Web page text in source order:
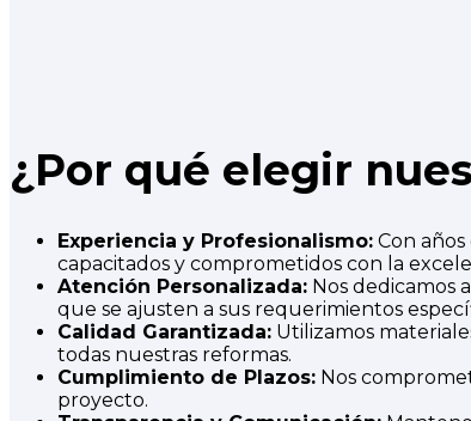
¿Por qué elegir
Experiencia y Profesionalismo: Con
capacitados y comprometidos con la
Atención Personalizada: Nos dedicamos
que se ajusten a sus requerimientos
Calidad Garantizada: Utilizamos
todas nuestras reformas.
Cumplimiento de Plazos: Nos
proyecto.